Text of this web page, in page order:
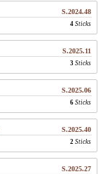
S.2024.48
4 Sticks
S.2025.11
3 Sticks
S.2025.06
6 Sticks
S.2025.40
2 Sticks
S.2025.27